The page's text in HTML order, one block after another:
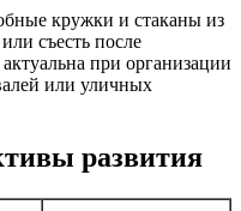
кружки и стаканы из
съесть после
при организации
или уличных
развития